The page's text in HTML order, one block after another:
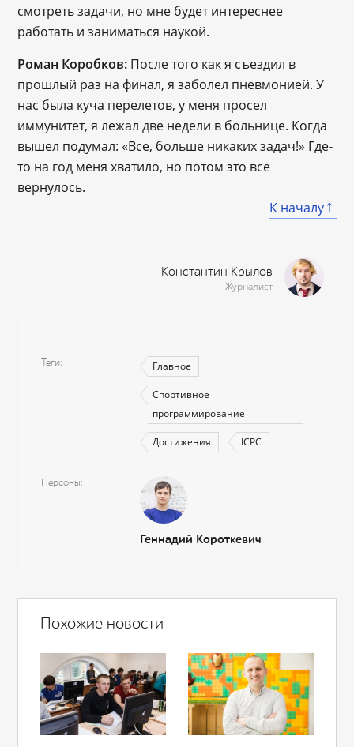
смотреть задачи, но мне будет интереснее
работать и заниматься наукой.
Роман Коробков: После того как я съездил в
прошлый раз на финал, я заболел пневмонией. У
нас была куча перелетов, у меня просел
иммунитет, я лежал две недели в больнице. Когда
вышел подумал: «Все, больше никаких задач!» Где-
то на год меня хватило, но потом это все
вернулось.
К началу
Константин Крылов
Журналист
Теги Главное
Спортивное
программирование
Достижения ICPC
Персоны
Геннадий Короткевич
Похожие новости